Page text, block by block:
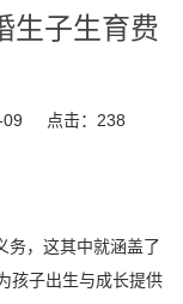
生子生育费
点击：238
务，这其中就涵盖了
孩子出生与成长提供